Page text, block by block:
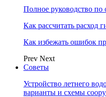
Полное руководство
Как рассчитать расход
Как избежать ошибок
Prev Next
Советы
Устройство летнего
варианты и схемы